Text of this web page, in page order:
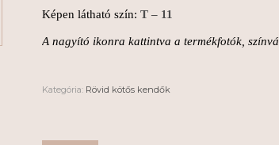
Képen látható szín: T – 11
A nagyító ikonra kattintva a termékfotók,
Kategória: Rövid kötős kendők